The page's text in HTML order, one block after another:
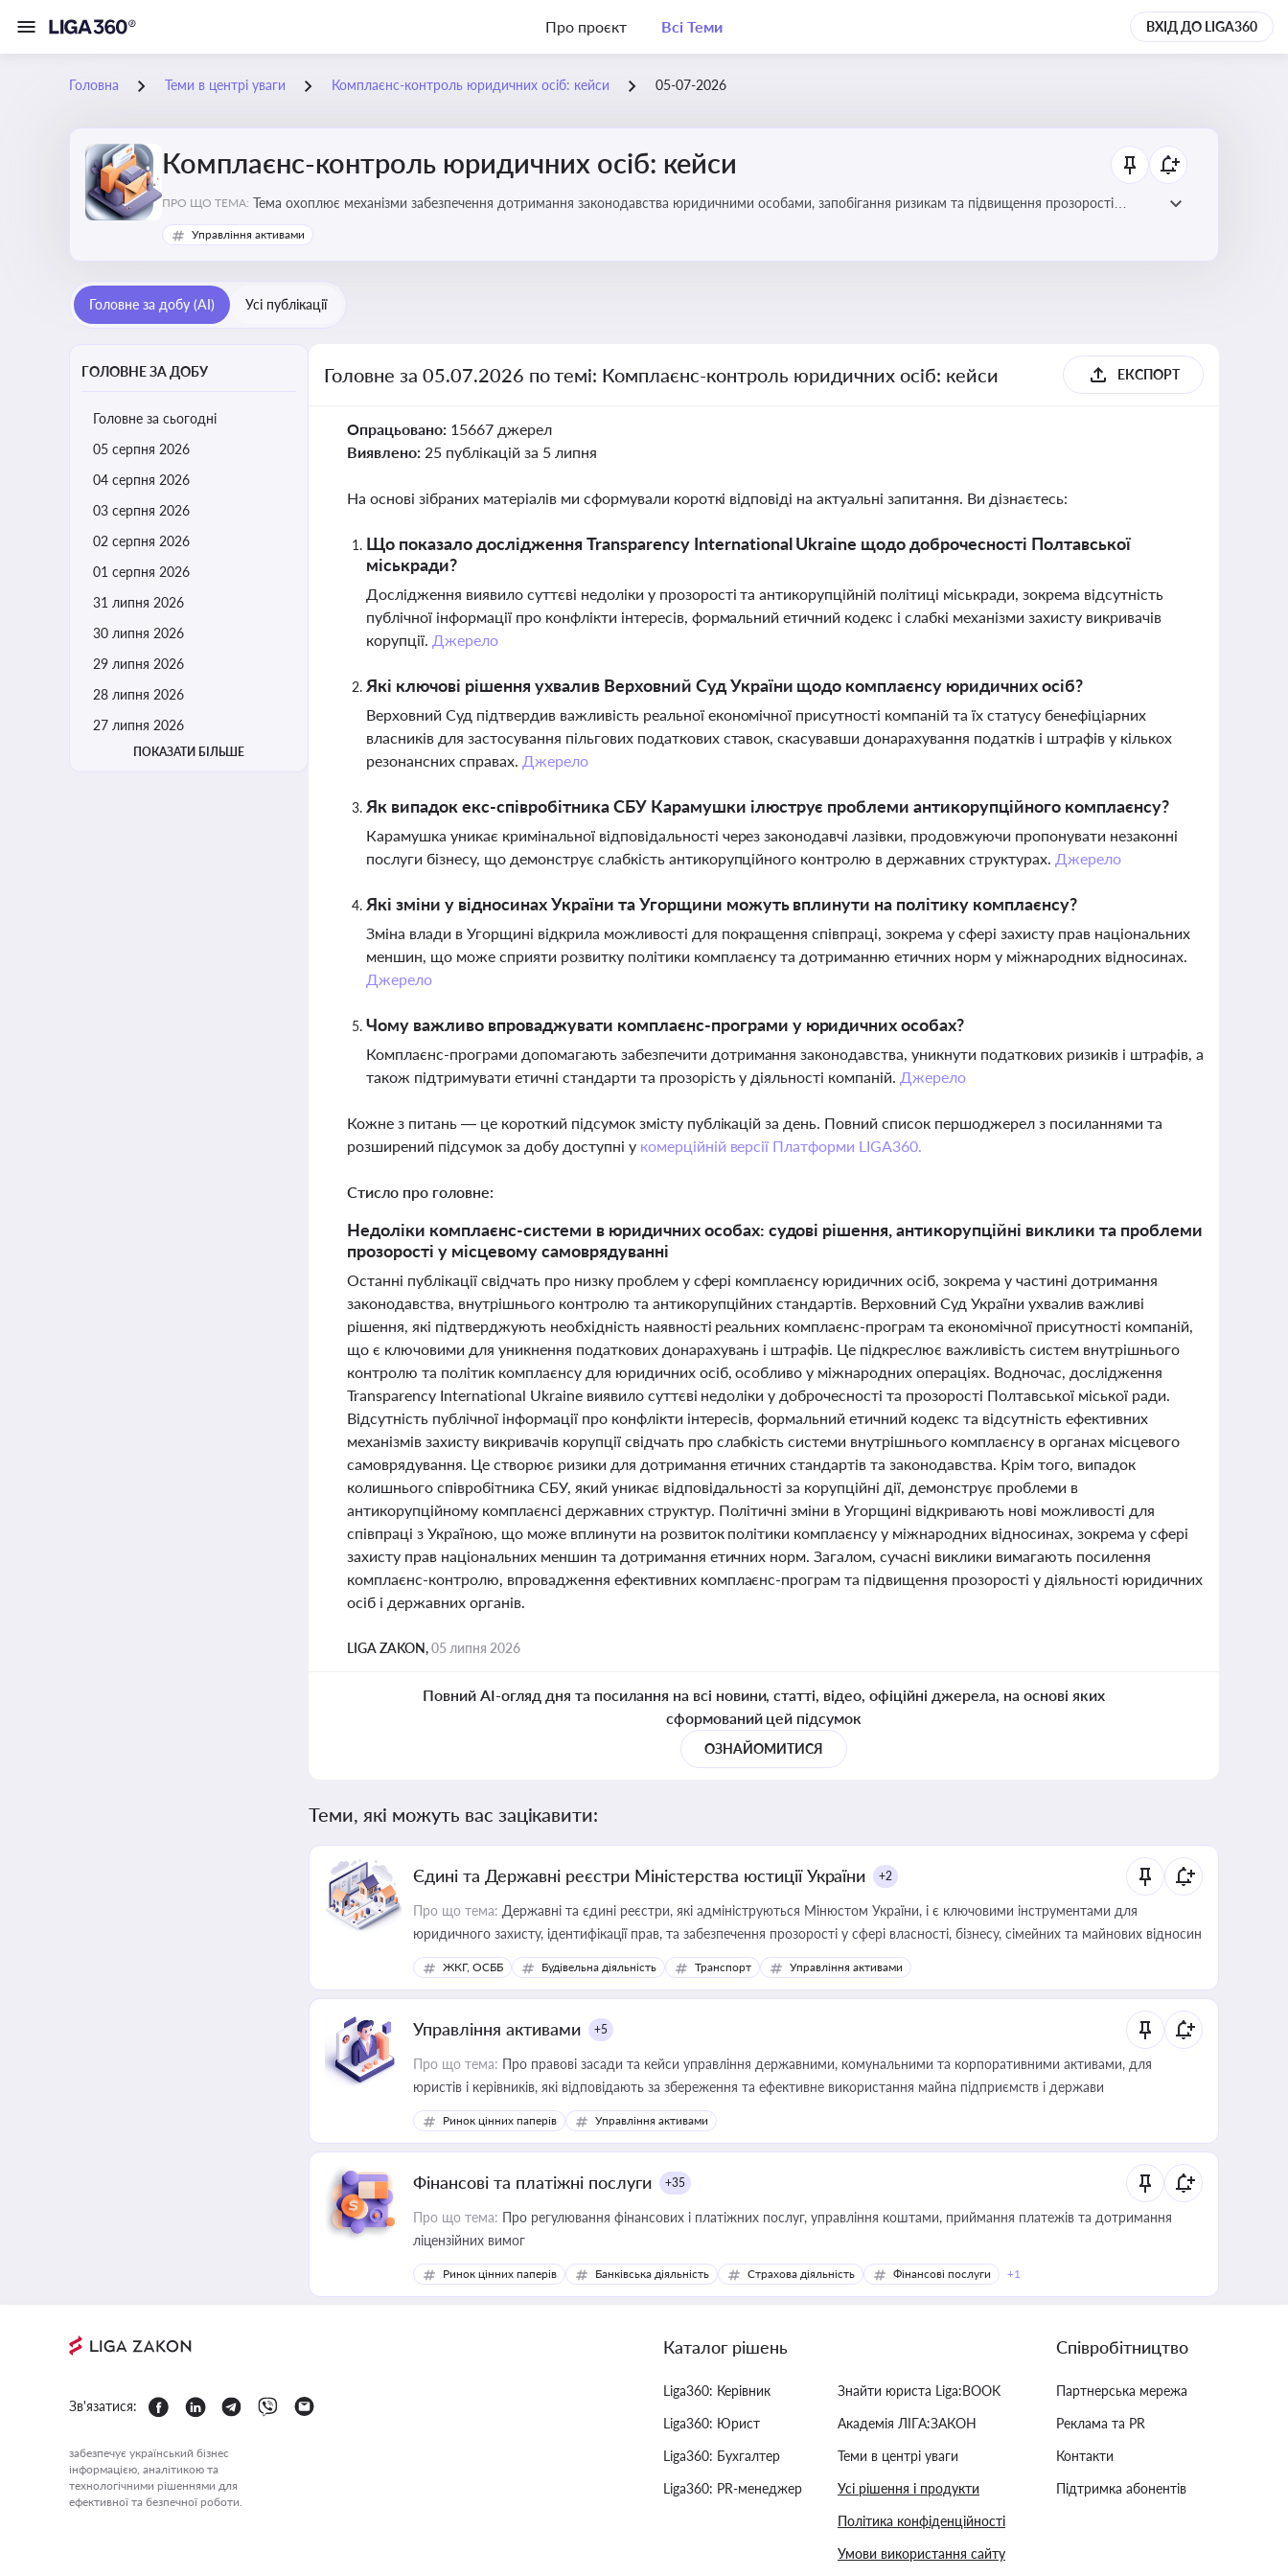
Про проєкт Всі Теми ВХІД ДО LIGA360
Головна Теми в центрі уваги Комплаєнс-контроль юридичних осіб: кейси 05-07-2026
Комплаєнс-контроль юридичних осіб: кейси
ПРО ЩО ТЕМА: Тема охоплює механізми забезпечення дотримання законодавства юридичними особами, запобігання ризикам та підвищення прозорості
діяльності
Управління активами
Головне за добу (AI) Усі публікації
ГОЛОВНЕ ЗА ДОБУ
Головне за сьогодні
05 серпня 2026
04 серпня 2026
03 серпня 2026
02 серпня 2026
01 серпня 2026
31 липня 2026
30 липня 2026
29 липня 2026
28 липня 2026
27 липня 2026
ПОКАЗАТИ БІЛЬШЕ
Головне за 05.07.2026 по темі: Комплаєнс-контроль юридичних осіб: кейси ЕКСПОРТ
Опрацьовано: 15667 джерел
Виявлено: 25 публікацій за 5 липня
На основі зібраних матеріалів ми сформували короткі відповіді на актуальні запитання. Ви дізнаєтесь:
Що показало дослідження Transparency International Ukraine щодо доброчесності Полтавської
міськради?
Дослідження виявило суттєві недоліки у прозорості та антикорупційній політиці міськради, зокрема відсутність
публічної інформації про конфлікти інтересів, формальний етичний кодекс і слабкі механізми захисту викривачів
корупції. Джерело
Які ключові рішення ухвалив Верховний Суд України щодо комплаєнсу юридичних осіб?
Верховний Суд підтвердив важливість реальної економічної присутності компаній та їх статусу бенефіціарних
власників для застосування пільгових податкових ставок, скасувавши донарахування податків і штрафів у кількох
резонансних справах. Джерело
Як випадок екс-співробітника СБУ Карамушки ілюструє проблеми антикорупційного комплаєнсу?
Карамушка уникає кримінальної відповідальності через законодавчі лазівки, продовжуючи пропонувати незаконні
послуги бізнесу, що демонструє слабкість антикорупційного контролю в державних структурах. Джерело
Які зміни у відносинах України та Угорщини можуть вплинути на політику комплаєнсу?
Зміна влади в Угорщині відкрила можливості для покращення співпраці, зокрема у сфері захисту прав національних
меншин, що може сприяти розвитку політики комплаєнсу та дотриманню етичних норм у міжнародних відносинах.
Джерело
Чому важливо впроваджувати комплаєнс-програми у юридичних особах?
Комплаєнс-програми допомагають забезпечити дотримання законодавства, уникнути податкових ризиків і штрафів, а
також підтримувати етичні стандарти та прозорість у діяльності компаній. Джерело
Кожне з питань — це короткий підсумок змісту публікацій за день. Повний список першоджерел з посиланнями та
розширений підсумок за добу доступні у комерційній версії Платформи LIGA360.
Стисло про головне:
Недоліки комплаєнс-системи в юридичних особах: судові рішення, антикорупційні виклики та проблеми
прозорості у місцевому самоврядуванні
Останні публікації свідчать про низку проблем у сфері комплаєнсу юридичних осіб, зокрема у частині дотримання
законодавства, внутрішнього контролю та антикорупційних стандартів. Верховний Суд України ухвалив важливі
рішення, які підтверджують необхідність наявності реальних комплаєнс-програм та економічної присутності компаній,
що є ключовими для уникнення податкових донарахувань і штрафів. Це підкреслює важливість систем внутрішнього
контролю та політик комплаєнсу для юридичних осіб, особливо у міжнародних операціях. Водночас, дослідження
Transparency International Ukraine виявило суттєві недоліки у доброчесності та прозорості Полтавської міської ради.
Відсутність публічної інформації про конфлікти інтересів, формальний етичний кодекс та відсутність ефективних
механізмів захисту викривачів корупції свідчать про слабкість системи внутрішнього комплаєнсу в органах місцевого
самоврядування. Це створює ризики для дотримання етичних стандартів та законодавства. Крім того, випадок
колишнього співробітника СБУ, який уникає відповідальності за корупційні дії, демонструє проблеми в
антикорупційному комплаєнсі державних структур. Політичні зміни в Угорщині відкривають нові можливості для
співпраці з Україною, що може вплинути на розвиток політики комплаєнсу у міжнародних відносинах, зокрема у сфері
захисту прав національних меншин та дотримання етичних норм. Загалом, сучасні виклики вимагають посилення
комплаєнс-контролю, впровадження ефективних комплаєнс-програм та підвищення прозорості у діяльності юридичних
осіб і державних органів.
LIGA ZAKON,05 липня 2026
Повний AI-огляд дня та посилання на всі новини, статті, відео, офіційні джерела, на основі яких
сформований цей підсумок
ОЗНАЙОМИТИСЯ
Теми, які можуть вас зацікавити:
Єдині та Державні реєстри Міністерства юстиції України +2
Про що тема: Державні та єдині реєстри, які адмініструються Мінюстом України, і є ключовими інструментами для
юридичного захисту, ідентифікації прав, та забезпечення прозорості у сфері власності, бізнесу, сімейних та майнових відносин
ЖКГ, ОСББ Будівельна діяльність Транспорт Управління активами
Управління активами +5
Про що тема: Про правові засади та кейси управління державними, комунальними та корпоративними активами, для
юристів і керівників, які відповідають за збереження та ефективне використання майна підприємств і держави
Ринок цінних паперів Управління активами
Фінансові та платіжні послуги +35
Про що тема: Про регулювання фінансових і платіжних послуг, управління коштами, приймання платежів та дотримання
ліцензійних вимог
Ринок цінних паперів Банківська діяльність Страхова діяльність Фінансові послуги +1
Зв'язатися:
забезпечує український бізнес
інформацією, аналітикою та
технологічними рішеннями для
ефективної та безпечної роботи.
Каталог рішень
Liga360: Керівник
Liga360: Юрист
Liga360: Бухгалтер
Liga360: PR-менеджер
Знайти юриста Liga:BOOK
Академія ЛІГА:ЗАКОН
Теми в центрі уваги
Усі рішення і продукти
Політика конфіденційності
Умови використання сайту
Співробітництво
Партнерська мережа
Реклама та PR
Контакти
Підтримка абонентів